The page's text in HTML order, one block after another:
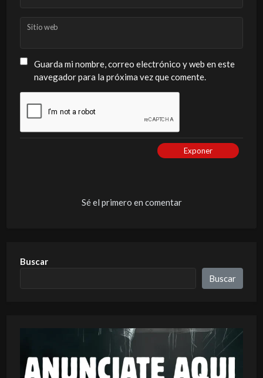
Sitio web
Guarda mi nombre, correo electrónico y web en este
navegador para la próxima vez que comente.
Exponer
Sé el primero en comentar
Buscar
Buscar